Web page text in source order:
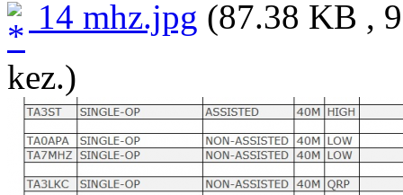
14 mhz.jpg (87.38 KB ,
kez.)